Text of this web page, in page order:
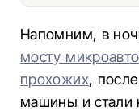
Напомним, в
мосту
прохожих,
машины и стали